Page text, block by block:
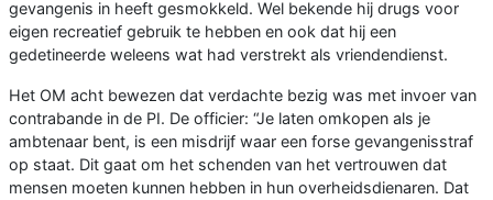
gevangenis in heeft gesmokkeld. Wel bekende hij drugs voor
eigen recreatief gebruik te hebben en ook dat hij een
gedetineerde weleens wat had verstrekt als vriendendienst.
Het OM acht bewezen dat verdachte bezig was met invoer van
contrabande in de PI. De officier: “Je laten omkopen als je
ambtenaar bent, is een misdrijf waar een forse gevangenisstraf
op staat. Dit gaat om het schenden van het vertrouwen dat
mensen moeten kunnen hebben in hun overheidsdienaren. Dat